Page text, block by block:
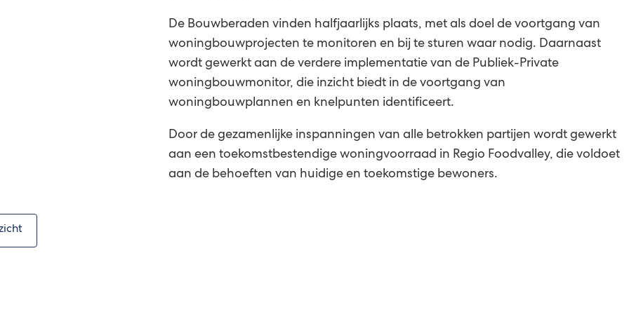
De Bouwberaden vinden halfjaarlijks plaats, met als doel de voortgang van
woningbouwprojecten te monitoren en bij te sturen waar nodig. Daarnaast
wordt gewerkt aan de verdere implementatie van de Publiek-Private
woningbouwmonitor, die inzicht biedt in de voortgang van
woningbouwplannen en knelpunten identificeert.
Door de gezamenlijke inspanningen van alle betrokken partijen wordt gewerkt
aan een toekomstbestendige woningvoorraad in Regio Foodvalley, die voldoet
aan de behoeften van huidige en toekomstige bewoners.